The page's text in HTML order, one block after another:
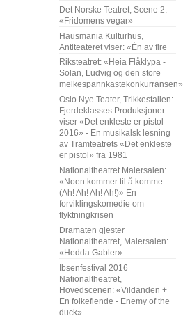
Det Norske Teatret, Scene 2:
«Fridomens vegar»
Hausmania Kulturhus,
Antiteateret viser: «Én av fire
Riksteatret: «Heia Flåklypa -
Solan, Ludvig og den store
melkespannkastekonkurransen»
Oslo Nye Teater, Trikkestallen:
Fjerdeklasses Produksjoner
viser «Det enkleste er pistol
2016» - En musikalsk lesning
av Tramteatrets «Det enkleste
er pistol» fra 1981
Nationaltheatret Malersalen:
«Noen kommer til å komme
(Ah! Ah! Ah! Ah!)» En
forviklingskomedie om
flyktningkrisen
Dramaten gjester
Nationaltheatret, Malersalen:
«Hedda Gabler»
Ibsenfestival 2016
Nationaltheatret,
Hovedscenen: «Vildanden +
En folkefiende - Enemy of the
duck»